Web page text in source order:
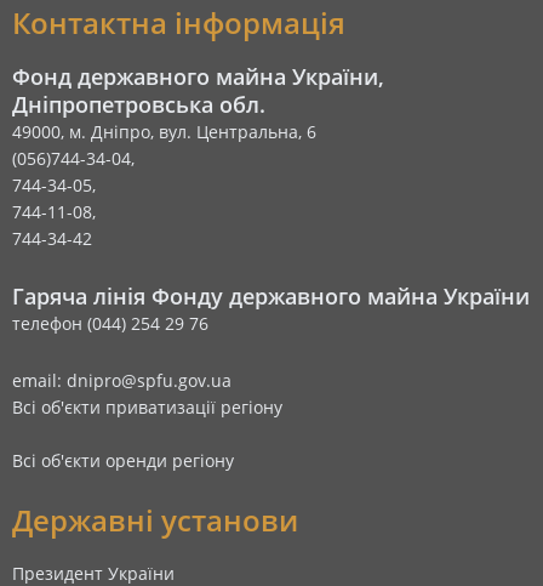
Контактна інформація
Фонд державного майна України,
Дніпропетровська обл.
49000, м. Дніпро, вул. Центральна, 6
(056)744-34-04,
744-34-05,
744-11-08,
744-34-42
Гаряча лінія Фонду державного майна України
телефон (044) 254 29 76
email: dnipro@spfu.gov.ua
Всі об'єкти приватизації регіону
Всі об'єкти оренди регіону
Державні установи
Президент України